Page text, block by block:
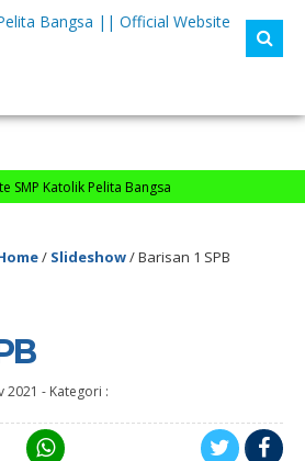
Katolik Pelita Bangsa
/ Slideshow/Barisan 1 SPB
2021 - Kategori :